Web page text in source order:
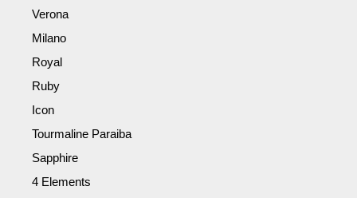
Verona
Milano
Royal
Ruby
Icon
Tourmaline Paraiba
Sapphire
4 Elements